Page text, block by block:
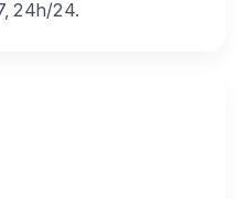
24h/24.